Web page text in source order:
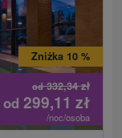
od332,34zł
Zniżka 10 %
od 299,11 zł
/noc/osoba